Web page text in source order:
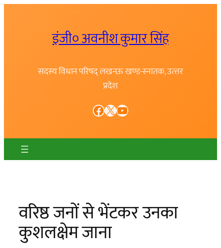
इंजी० अवनीश कुमार सिंह
सदस्य विधान परिषद् लखनऊ खण्ड-स्नातक, उत्त्तर
प्रदेश
Facebook X YouTube
वरिष्ठ जनों से भेंटकर उनका
कुशलक्षेम जाना